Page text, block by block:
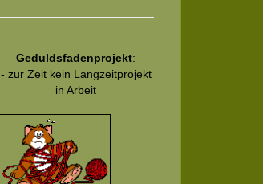
Geduldsfadenprojekt:
- zur Zeit kein Langzeitprojekt
in Arbeit